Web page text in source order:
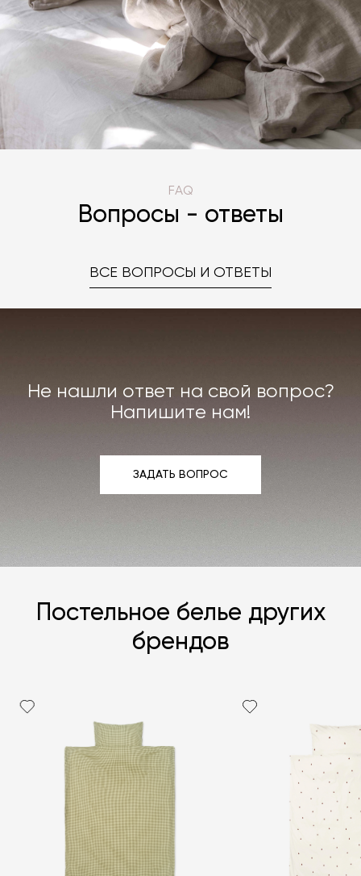
FAQ
Вопросы - ответы
ВСЕ ВОПРОСЫ И ОТВЕТЫ
Не нашли ответ на свой вопрос?
Напишите нам!
ЗАДАТЬ ВОПРОС
Постельное белье других
брендов